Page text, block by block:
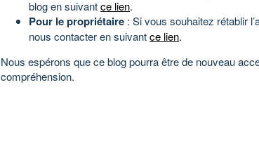
blog en suivantce lien.
Pour le propriétaire : Si vous souhaitez rétablir
nous contacter en suivantce lien.
Nous espérons que ce blog pourra être de nouveau
compréhension.